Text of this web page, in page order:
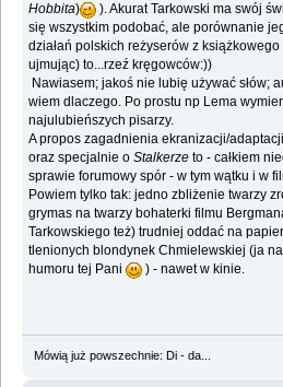
Hobbita)
). Akurat Tarkowski ma swój
się wszystkim podobać, ale porównanie
działań polskich reżyserów z
ujmując) to...rzeź kręgowców:))
Nawiasem; jakoś nie lubię używać słów;
wiem dlaczego. Po prostu np Lema
najulubieńszych pisarzy.
A propos zagadnienia ekranizacji/
oraz specjalnie oStalkerze to - całkiem
sprawie forumowy spór - w tym wątku i w
Powiem tylko tak: jedno zbliżenie twarzy
grymas na twarzy bohaterki filmu
Tarkowskiego też) trudniej oddać na
tlenionych blondynek Chmielewskiej (ja
humoru tej Pani
) - nawet w kinie.
Mówią już powszechnie: Di - da...